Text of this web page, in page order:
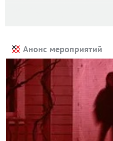
Анонс мероприятий